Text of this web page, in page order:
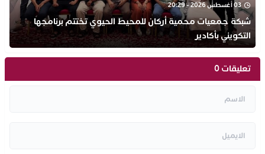
03 أغسطس 2026 - 20:29
شبكة جمعيات محمية أركان للمحيط الحيوي تختتم برنامجها
التكويني بأكادير
تعليقات 0